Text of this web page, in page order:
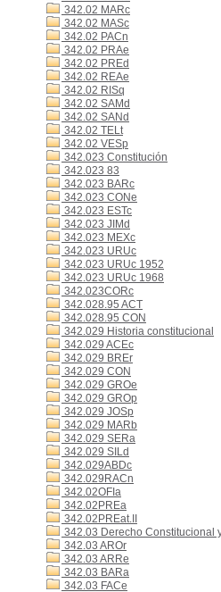
342.02 MARc
342.02 MASc
342.02 PACn
342.02 PRAe
342.02 PREd
342.02 REAe
342.02 RISq
342.02 SAMd
342.02 SANd
342.02 TELt
342.02 VESp
342.023 Constitución
342.023 83
342.023 BARc
342.023 CONe
342.023 ESTc
342.023 JIMd
342.023 MEXc
342.023 URUc
342.023 URUc 1952
342.023 URUc 1968
342.023CORc
342.028.95 ACT
342.028.95 CON
342.029 Historia constitucional
342.029 ACEc
342.029 BREr
342.029 CON
342.029 GROe
342.029 GROp
342.029 JOSp
342.029 MARb
342.029 SERa
342.029 SILd
342.029ABDc
342.029RACn
342.02OFIa
342.02PREa
342.02PREat.II
342.03 Derecho Constitucional
342.03 AROr
342.03 ARRe
342.03 BARa
342.03 FACe